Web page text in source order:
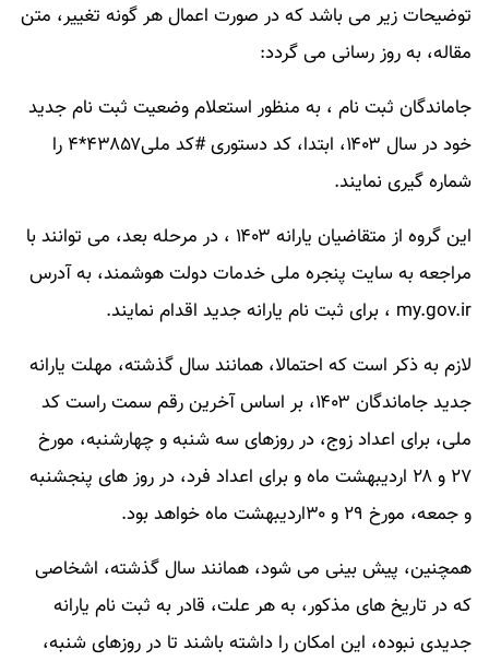
توضیحات زیر می باشد که در صورت اعمال هر گونه تغییر، متن
مقاله، به روز رسانی می گردد:
جاماندگان ثبت نام ، به منظور استعلام وضعیت ثبت نام جدید
خود در سال ۱۴۰۳، ابتدا، کد دستوری #کد ملی۴۳۸۵۷*۴ را
شماره گیری نمایند.
این گروه از متقاضیان یارانه ۱۴۰۳ ، در مرحله بعد، می توانند با
مراجعه به سایت پنجره ملی خدمات دولت هوشمند، به آدرس
my.gov.ir ، برای ثبت نام یارانه جدید اقدام نمایند.
لازم به ذکر است که احتمالا، همانند سال گذشته، مهلت یارانه
جدید جاماندگان ۱۴۰۳، بر اساس آخرین رقم سمت راست کد
ملی، برای اعداد زوج، در روزهای سه شنبه و چهارشنبه، مورخ
۲۷ و ۲۸ اردیبهشت‌ ماه و برای اعداد فرد، در روز های پنجشنبه
و جمعه، مورخ ۲۹ و ۳۰اردیبهشت ماه خواهد بود.
همچنین، پیش بینی می شود، همانند سال گذشته، اشخاصی
که در تاریخ های مذکور، به هر علت، قادر به ثبت نام یارانه
جدیدی نبوده، این امکان را داشته باشند تا در روزهای شنبه،